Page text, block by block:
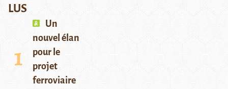
LUS
Un
nouvel élan
pour le
projet
ferroviaire